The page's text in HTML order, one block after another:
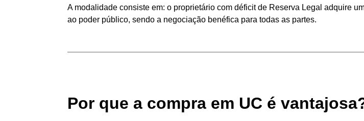
A modalidade consiste em: o proprietário com déficit de Reserva Legal adquire
ao poder público, sendo a negociação benéfica para todas as partes.
Por que a compra em UC é